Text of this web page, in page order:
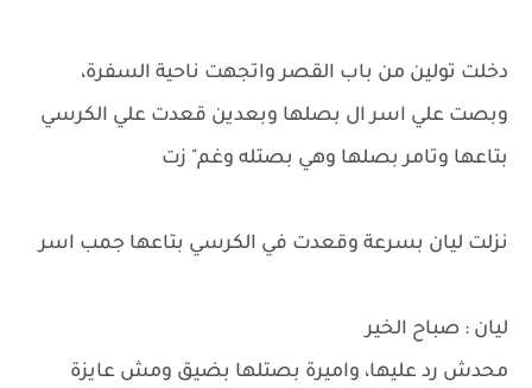
دخلت تولين من باب القصر واتجهت ناحية السفرة،
وبصت علي اسر ال بصلها وبعدين قعدت علي الكرسي
بتاعها وتامر بصلها وهي بصتله وغم" زت
نزلت ليان بسرعة وقعدت في الكرسي بتاعها جمب اسر
ليان : صباح الخير
محدش رد عليها، واميرة بصتلها بضيق ومش عايزة